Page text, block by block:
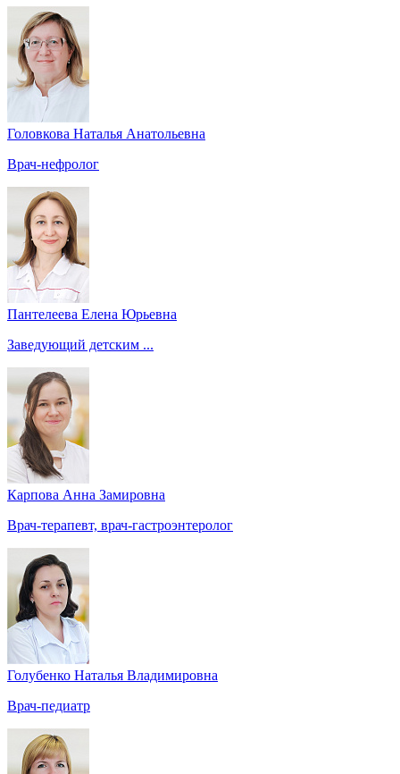
Головкова Наталья Анатольевна
Врач-нефролог
Пантелеева Елена Юрьевна
Заведующий детским ...
Карпова Анна Замировна
Врач-терапевт, врач-гастроэнтеролог
Голубенко Наталья Владимировна
Врач-педиатр